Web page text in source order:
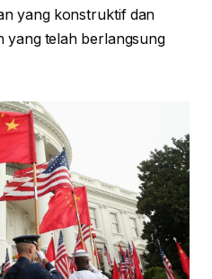
yang konstruktif dan
yang telah berlangsung